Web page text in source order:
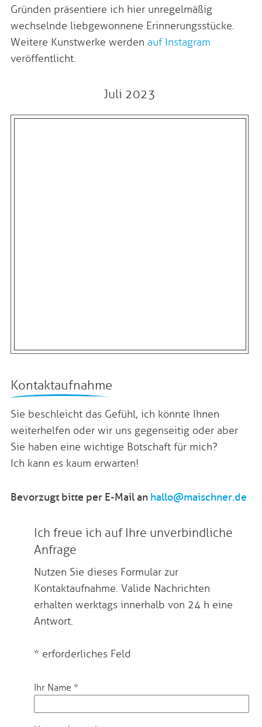
Gründen präsentiere ich hier unregelmäßig
wechselnde liebgewonnene Erinnerungsstücke.
Weitere Kunstwerke werden auf Instagram
veröffentlicht.
Juli 2023
Kontaktaufnahme
Sie beschleicht das Gefühl, ich könnte Ihnen
weiterhelfen oder wir uns gegenseitig oder aber
Sie haben eine wichtige Botschaft für mich?
Ich kann es kaum erwarten!
Bevorzugt bitte per E-Mail an hallo@maischner.de
Ich freue ich auf Ihre unverbindliche
Anfrage
Nutzen Sie dieses Formular zur
Kontaktaufnahme. Valide Nachrichten
erhalten werktags innerhalb von 24 h eine
Antwort.
* erforderliches Feld
Ihr Name *